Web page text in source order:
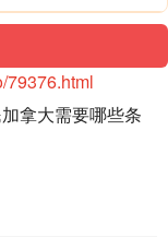
79376.html
拿大需要哪些条